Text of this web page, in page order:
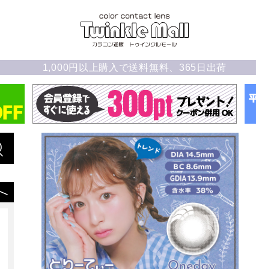
1,000円以上購入で送料無料、365日出荷